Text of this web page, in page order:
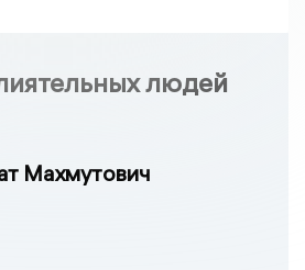
людей
Махмутович